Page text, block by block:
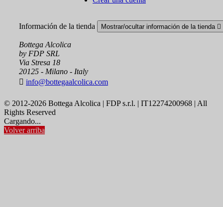
Información de la tienda Mostrar/ocultar información de la tienda 
Bottega Alcolica
by FDP SRL
Via Stresa 18
20125 - Milano - Italy
 info@bottegaalcolica.com
© 2012-2026 Bottega Alcolica | FDP s.r.l. | IT12274200968 | All
Rights Reserved
Cargando...
Volver arriba